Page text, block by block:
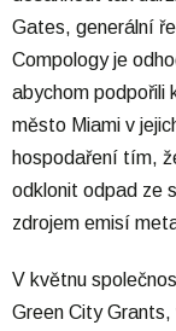
Gates, generální
Compology je
abychom podpořili
město Miami v
hospodaření tím,
odklonit odpad ze
zdrojem emisí
V květnu
Green City